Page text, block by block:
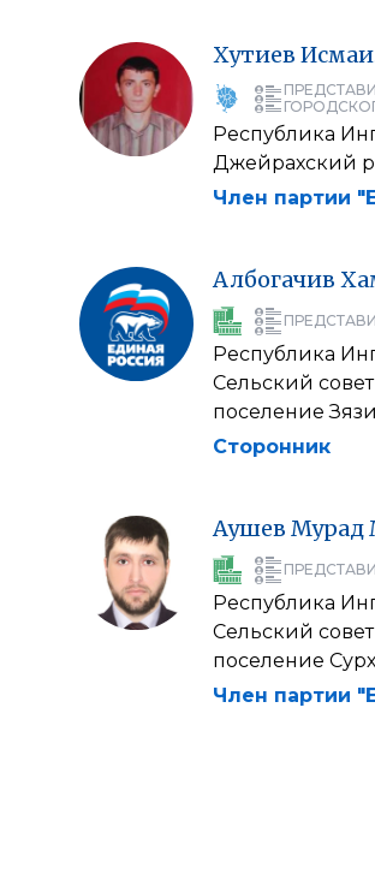
Хутиев
Республика
Джейрахский
Член партии
Албогачив
Республика
Сельский
поселение
Сторонник
Аушев Мурад
Республика
Сельский
поселение
Член партии